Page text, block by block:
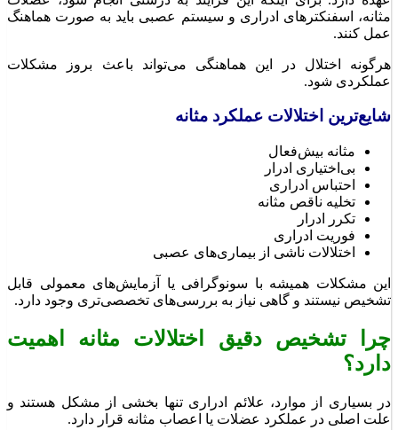
مثانه، اسفنکترهای ادراری و سیستم عصبی باید به صورت هماهنگ
عمل کنند.
هرگونه اختلال در این هماهنگی می‌تواند باعث بروز مشکلات
عملکردی شود.
شایع‌ترین اختلالات عملکرد مثانه
مثانه بیش‌فعال
بی‌اختیاری ادرار
احتباس ادراری
تخلیه ناقص مثانه
تکرر ادرار
فوریت ادراری
اختلالات ناشی از بیماری‌های عصبی
این مشکلات همیشه با سونوگرافی یا آزمایش‌های معمولی قابل
تشخیص نیستند و گاهی نیاز به بررسی‌های تخصصی‌تری وجود دارد.
چرا تشخیص دقیق اختلالات مثانه اهمیت
دارد؟
در بسیاری از موارد، علائم ادراری تنها بخشی از مشکل هستند و
علت اصلی در عملکرد عضلات یا اعصاب مثانه قرار دارد.